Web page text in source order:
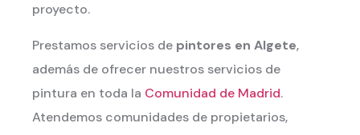
proyecto.
Prestamos servicios de pintores en Algete,
además de ofrecer nuestros servicios de
pintura en toda la Comunidad de Madrid.
Atendemos comunidades de propietarios,